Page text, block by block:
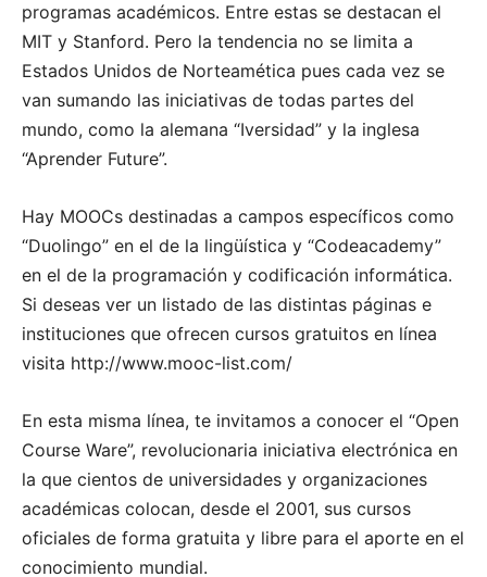
programas académicos. Entre estas se destacan el
MIT y Stanford. Pero la tendencia no se limita a
Estados Unidos de Norteamética pues cada vez se
van sumando las iniciativas de todas partes del
mundo, como la alemana “Iversidad” y la inglesa
“Aprender Future”.
Hay MOOCs destinadas a campos específicos como
“Duolingo” en el de la lingüística y “Codeacademy”
en el de la programación y codificación informática.
Si deseas ver un listado de las distintas páginas e
instituciones que ofrecen cursos gratuitos en línea
visita http://www.mooc-list.com/
En esta misma línea, te invitamos a conocer el “Open
Course Ware”, revolucionaria iniciativa electrónica en
la que cientos de universidades y organizaciones
académicas colocan, desde el 2001, sus cursos
oficiales de forma gratuita y libre para el aporte en el
conocimiento mundial.